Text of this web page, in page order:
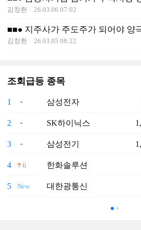
김창환 26.03.06 07:02
■■● 지주사가 주도주가 되어야 양
김창환 26.03.05 08:22
조회급등 종목
1 삼성전자
2 SK하이닉스
3 삼성전기
4 6 한화솔루션
5 New 대한광통신